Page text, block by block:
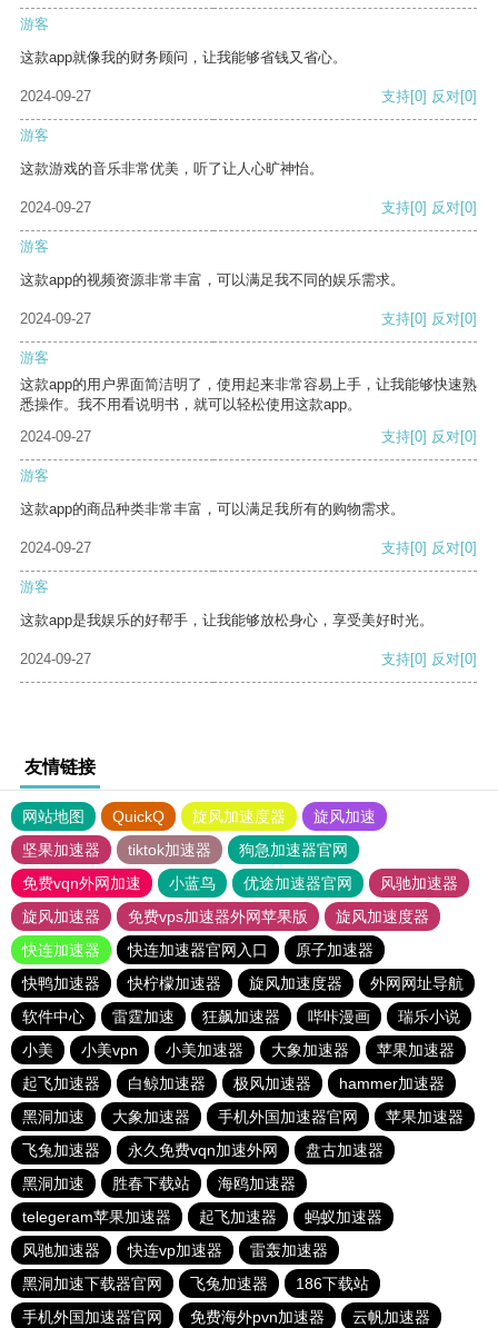
游客
这款app就像我的财务顾问，让我能够省钱又省心。
2024-09-27 支持[0] 反对[0]
游客
这款游戏的音乐非常优美，听了让人心旷神怡。
2024-09-27 支持[0] 反对[0]
游客
这款app的视频资源非常丰富，可以满足我不同的娱乐需求。
2024-09-27 支持[0] 反对[0]
游客
这款app的用户界面简洁明了，使用起来非常容易上手，让我能够快速熟
悉操作。我不用看说明书，就可以轻松使用这款app。
2024-09-27
支持[0] 反对[0]
游客
这款app的商品种类非常丰富，可以满足我所有的购物需求。
2024-09-27 支持[0] 反对[0]
游客
这款app是我娱乐的好帮手，让我能够放松身心，享受美好时光。
2024-09-27 支持[0] 反对[0]
友情链接
网站地图 QuickQ 旋风加速度器
旋风加速
坚果加速器
tiktok加速器
狗急加速器官网
免费vqn外网加速
小蓝鸟 优途加速器官网
风驰加速器
旋风加速器
免费vps加速器外网苹果版
旋风加速度器
快连加速器
快连加速器官网入口
原子加速器
快鸭加速器
快柠檬加速器 旋风加速度器
外网网址导航
软件中心
雷霆加速 狂飙加速器 哔咔漫画
瑞乐小说
小美
小美vpn 小美加速器 大象加速器
苹果加速器
起飞加速器
白鲸加速器 极风加速器
hammer加速器
黑洞加速
大象加速器 手机外国加速器官网
苹果加速器
飞兔加速器
永久免费vqn加速外网
盘古加速器
黑洞加速
胜春下载站
海鸥加速器
telegeram苹果加速器
起飞加速器
蚂蚁加速器
风驰加速器
快连vp加速器
雷轰加速器
黑洞加速下载器官网
飞兔加速器
186下载站
手机外国加速器官网
免费海外pvn加速器 云帆加速器